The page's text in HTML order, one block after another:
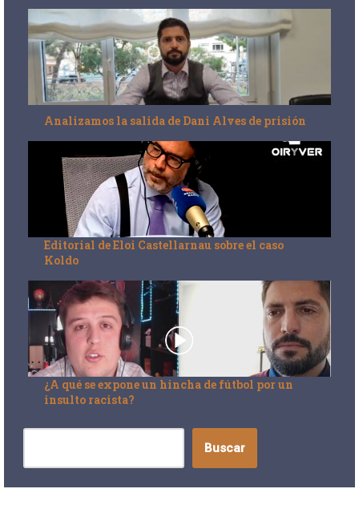
Analizamos la salida de Dani Alves de prisión
Editorial de Eloi Castellarnau sobre el caso
Koldo
¿A qué se expone un hincha de fútbol por un
insulto racista?
Buscar